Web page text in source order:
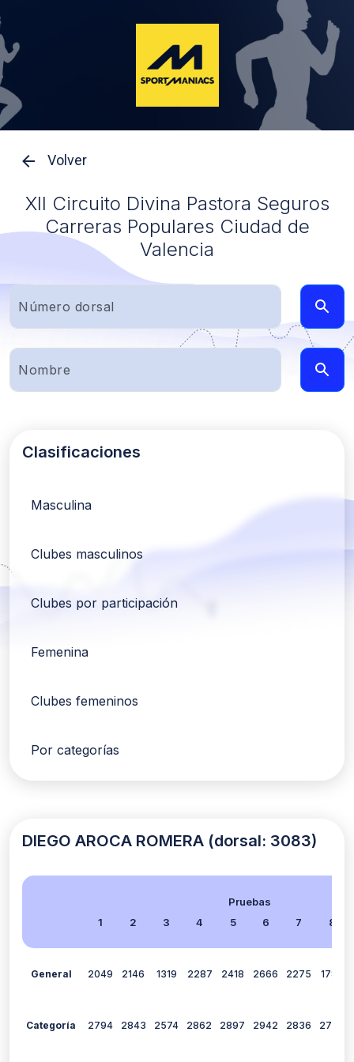
Volver
XII Circuito Divina Pastora Seguros
Carreras Populares Ciudad de
Valencia
Clasificaciones
Masculina
Clubes masculinos
Clubes por participación
Femenina
Clubes femeninos
Por categorías
DIEGO AROCA ROMERA (dorsal: 3083)
Pruebas
1
2 3 4 5 6 7 8
General 2049 2146 1319 2287 2418 2666 2275 1780
Categoría 2794 2843 2574 2862 2897 2942 2836 2704